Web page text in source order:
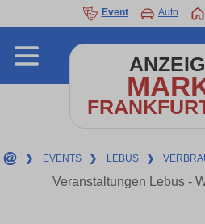
Event Auto
❯ EVENTS ❯ LEBUS ❯
Veranstaltungen Lebus -